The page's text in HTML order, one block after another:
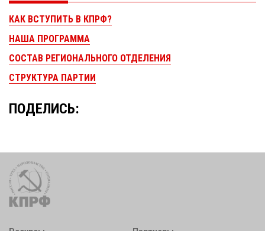
КАК ВСТУПИТЬ В КПРФ?
НАША ПРОГРАММА
СОСТАВ РЕГИОНАЛЬНОГО ОТДЕЛЕНИЯ
СТРУКТУРА ПАРТИИ
ПОДЕЛИСЬ: